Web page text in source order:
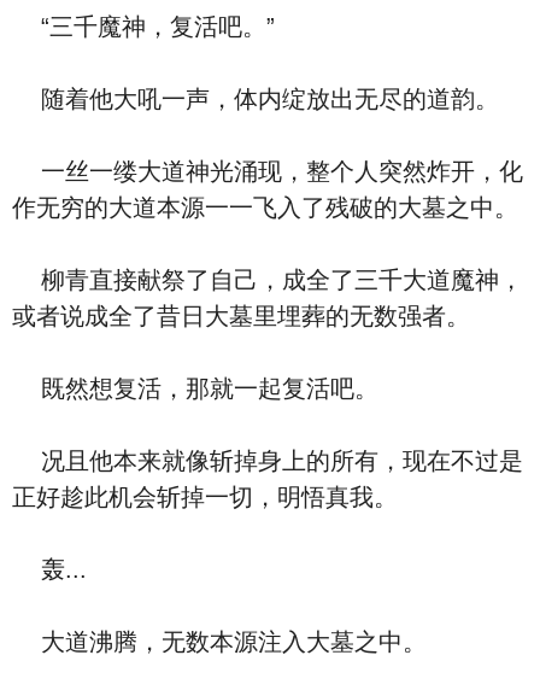
“三千魔神，复活吧。”
随着他大吼一声，体内绽放出无尽的道韵。
一丝一缕大道神光涌现，整个人突然炸开，化
作无穷的大道本源一一飞入了残破的大墓之中。
柳青直接献祭了自己，成全了三千大道魔神，
或者说成全了昔日大墓里埋葬的无数强者。
既然想复活，那就一起复活吧。
况且他本来就像斩掉身上的所有，现在不过是
正好趁此机会斩掉一切，明悟真我。
轰...
大道沸腾，无数本源注入大墓之中。